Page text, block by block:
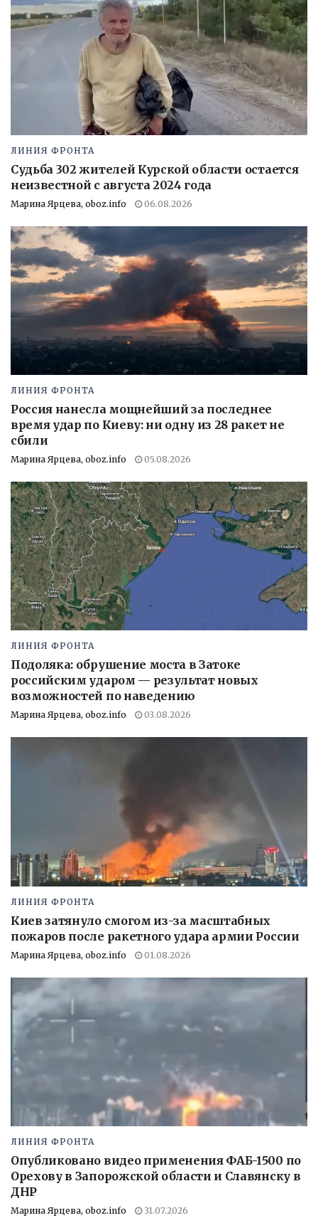
ЛИНИЯ ФРОНТА
Судьба 302 жителей Курской области остается
неизвестной с августа 2024 года
Марина Ярцева, oboz.info 06.08.2026
ЛИНИЯ ФРОНТА
Россия нанесла мощнейший за последнее
время удар по Киеву: ни одну из 28 ракет не
сбили
Марина Ярцева, oboz.info 05.08.2026
ЛИНИЯ ФРОНТА
Подоляка: обрушение моста в Затоке
российским ударом — результат новых
возможностей по наведению
Марина Ярцева, oboz.info 03.08.2026
ЛИНИЯ ФРОНТА
Киев затянуло смогом из-за масштабных
пожаров после ракетного удара армии России
Марина Ярцева, oboz.info 01.08.2026
ЛИНИЯ ФРОНТА
Опубликовано видео применения ФАБ-1500 по
Орехову в Запорожской области и Славянску в
ДНР
Марина Ярцева, oboz.info 31.07.2026